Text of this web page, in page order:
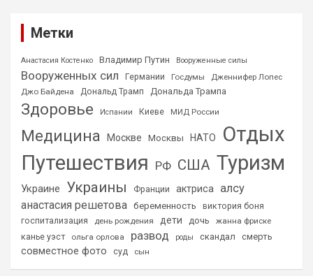
Метки
Анастасия Костенко Владимир Путин Вооруженные силы
Вооруженных сил Германии Госдумы
Дженнифер Лопес
Джо Байдена
Дональд Трамп Дональда Трампа
Здоровье Испании Киеве МИД России
Медицина Москве Москвы НАТО
Отдых
Путешествия РФ США Туризм
Украине Украины Франции актриса алсу
анастасия решетова беременность
виктория боня
госпитализация
день рождения дети дочь
жанна фриске
канье уэст
ольга орлова развод роды скандал смерть
совместное фото суд сын